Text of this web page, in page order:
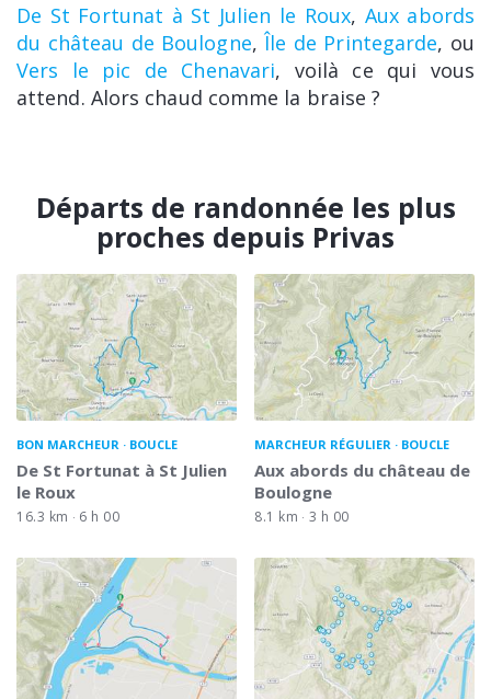
De St Fortunat à St Julien le Roux, Aux abords
du château de Boulogne,Île de Printegarde, ou
Vers le pic de Chenavari, voilà ce qui vous
attend. Alors chaud comme la braise ?
Départs de randonnée les plus
proches depuis Privas
BON MARCHEUR BOUCLE
De St Fortunat à St Julien
le Roux
16.3 km 6 h 00
MARCHEUR RÉGULIER BOUCLE
Aux abords du château de
Boulogne
8.1 km 3 h 00